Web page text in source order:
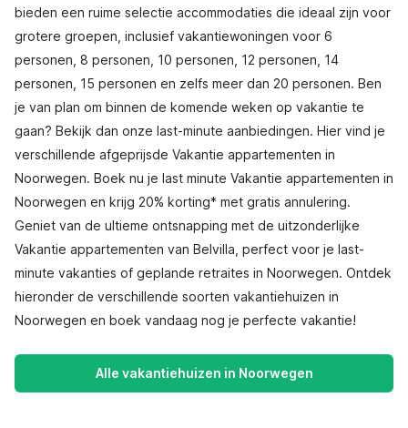
bieden een ruime selectie accommodaties die ideaal zijn voor
grotere groepen, inclusief vakantiewoningen voor 6
personen, 8 personen, 10 personen, 12 personen, 14
personen, 15 personen en zelfs meer dan 20 personen. Ben
je van plan om binnen de komende weken op vakantie te
gaan? Bekijk dan onze last-minute aanbiedingen. Hier vind je
verschillende afgeprijsde Vakantie appartementen in
Noorwegen. Boek nu je last minute Vakantie appartementen in
Noorwegen en krijg 20% korting* met gratis annulering.
Geniet van de ultieme ontsnapping met de uitzonderlijke
Vakantie appartementen van Belvilla, perfect voor je last-
minute vakanties of geplande retraites in Noorwegen. Ontdek
hieronder de verschillende soorten vakantiehuizen in
Noorwegen en boek vandaag nog je perfecte vakantie!
Alle vakantiehuizen in Noorwegen